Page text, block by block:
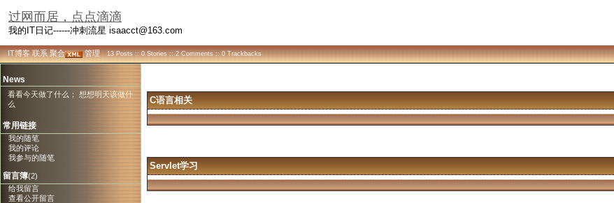
过网而居，点点滴滴
我的IT日记------冲刺流星 isaacct@163.com
IT博客 联系 聚合 管理 13 Posts :: 0 Stories :: 2 Comments :: 0 Trackbacks
News
看看今天做了什么； 想想明天该做什
么
常用链接
我的随笔
我的评论
我参与的随笔
留言簿(2)
给我留言
查看公开留言
C语言相关
Servlet学习